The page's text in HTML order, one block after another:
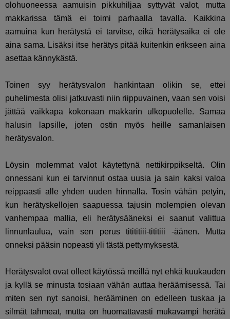
olohuoneessa aamuisin pikkuhiljaa syttyvät valot, mutta
makkarissa tämä ei toimi parhaalla tavalla. Kaikkina
aamuina kun herätystä ei tarvitse, eikä herätysaika ei ole
aina sama. Lisäksi itse herätys pitää kuitenkin erikseen aina
asettaa kännykästä.
Toinen syy herätysvalon hankintaan olikin se, ettei
puhelimesta olisi jatkuvasti niin riippuvainen, vaan sen voisi
jättää vaikkapa kokonaan makkarin ulkopuolelle. Samaa
halusin lapsille, joten ostin myös heille samanlaisen
herätysvalon.
Löysin molemmat valot käytettynä nettikirppikseltä. Olin
onnessani kun ei tarvinnut ostaa uusia ja sain kaksi valoa
reippaasti alle yhden uuden hinnalla. Tosin vähän petyin,
kun herätyskellojen saapuessa tajusin molempien olevan
vanhempaa mallia, eli herätysääneksi ei saanut valittua
linnunlaulua, vain sen perus titititiii-tititiii -äänen. Mutta
onneksi pääsin nopeasti yli tästä pettymyksestä.
Herätysvalot ovat olleet käytössä meillä nyt ehkä kuukauden
ja kyllä se minusta tosiaan vähän auttaa heräämisessä. Tai
miten sen nyt sanoisi, herääminen on edelleen tuskaa ja
silmät tahmeat, mutta on huomattavasti mukavampi herätä